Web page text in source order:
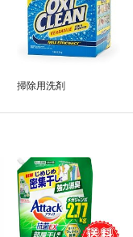
掃除用洗剤